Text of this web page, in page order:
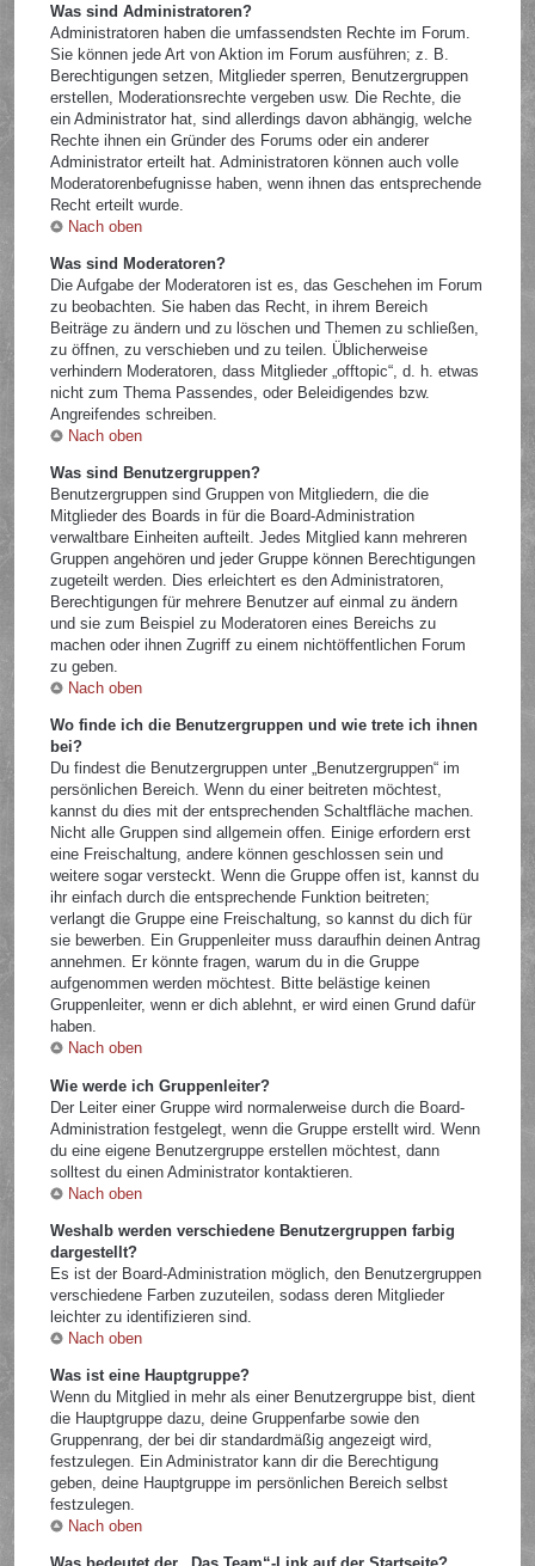
Was sind Administratoren?
Administratoren haben die umfassendsten Rechte im Forum.
Sie können jede Art von Aktion im Forum ausführen; z. B.
Berechtigungen setzen, Mitglieder sperren, Benutzergruppen
erstellen, Moderationsrechte vergeben usw. Die Rechte, die
ein Administrator hat, sind allerdings davon abhängig, welche
Rechte ihnen ein Gründer des Forums oder ein anderer
Administrator erteilt hat. Administratoren können auch volle
Moderatorenbefugnisse haben, wenn ihnen das entsprechende
Recht erteilt wurde.
Nach oben
Was sind Moderatoren?
Die Aufgabe der Moderatoren ist es, das Geschehen im Forum
zu beobachten. Sie haben das Recht, in ihrem Bereich
Beiträge zu ändern und zu löschen und Themen zu schließen,
zu öffnen, zu verschieben und zu teilen. Üblicherweise
verhindern Moderatoren, dass Mitglieder „offtopic“, d. h. etwas
nicht zum Thema Passendes, oder Beleidigendes bzw.
Angreifendes schreiben.
Nach oben
Was sind Benutzergruppen?
Benutzergruppen sind Gruppen von Mitgliedern, die die
Mitglieder des Boards in für die Board-Administration
verwaltbare Einheiten aufteilt. Jedes Mitglied kann mehreren
Gruppen angehören und jeder Gruppe können Berechtigungen
zugeteilt werden. Dies erleichtert es den Administratoren,
Berechtigungen für mehrere Benutzer auf einmal zu ändern
und sie zum Beispiel zu Moderatoren eines Bereichs zu
machen oder ihnen Zugriff zu einem nichtöffentlichen Forum
zu geben.
Nach oben
Wo finde ich die Benutzergruppen und wie trete ich ihnen
bei?
Du findest die Benutzergruppen unter „Benutzergruppen“ im
persönlichen Bereich. Wenn du einer beitreten möchtest,
kannst du dies mit der entsprechenden Schaltfläche machen.
Nicht alle Gruppen sind allgemein offen. Einige erfordern erst
eine Freischaltung, andere können geschlossen sein und
weitere sogar versteckt. Wenn die Gruppe offen ist, kannst du
ihr einfach durch die entsprechende Funktion beitreten;
verlangt die Gruppe eine Freischaltung, so kannst du dich für
sie bewerben. Ein Gruppenleiter muss daraufhin deinen Antrag
annehmen. Er könnte fragen, warum du in die Gruppe
aufgenommen werden möchtest. Bitte belästige keinen
Gruppenleiter, wenn er dich ablehnt, er wird einen Grund dafür
haben.
Nach oben
Wie werde ich Gruppenleiter?
Der Leiter einer Gruppe wird normalerweise durch die Board-
Administration festgelegt, wenn die Gruppe erstellt wird. Wenn
du eine eigene Benutzergruppe erstellen möchtest, dann
solltest du einen Administrator kontaktieren.
Nach oben
Weshalb werden verschiedene Benutzergruppen farbig
dargestellt?
Es ist der Board-Administration möglich, den Benutzergruppen
verschiedene Farben zuzuteilen, sodass deren Mitglieder
leichter zu identifizieren sind.
Nach oben
Was ist eine Hauptgruppe?
Wenn du Mitglied in mehr als einer Benutzergruppe bist, dient
die Hauptgruppe dazu, deine Gruppenfarbe sowie den
Gruppenrang, der bei dir standardmäßig angezeigt wird,
festzulegen. Ein Administrator kann dir die Berechtigung
geben, deine Hauptgruppe im persönlichen Bereich selbst
festzulegen.
Nach oben